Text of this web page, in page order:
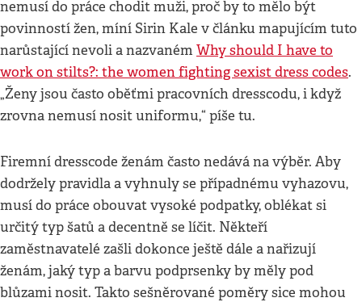
nemusí do práce chodit muži, proč by to mělo být
povinností žen, míní Sirin Kale v článku mapujícím tuto
narůstající nevoli a nazvaném Why should I have to
work on stilts?: the women fighting sexist dress codes.
„Ženy jsou často oběťmi pracovních dresscodu, i když
zrovna nemusí nosit uniformu,“ píše tu.
Firemní dresscode ženám často nedává na výběr. Aby
dodržely pravidla a vyhnuly se případnému vyhazovu,
musí do práce obouvat vysoké podpatky, oblékat si
určitý typ šatů a decentně se líčit. Někteří
zaměstnavatelé zašli dokonce ještě dále a nařizují
ženám, jaký typ a barvu podprsenky by měly pod
blůzami nosit. Takto sešněrované poměry sice mohou